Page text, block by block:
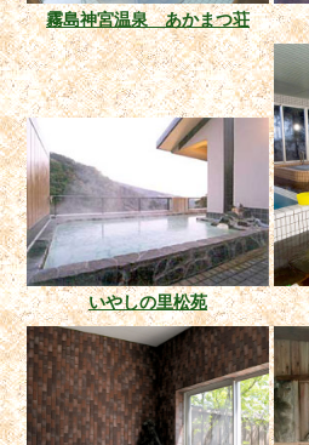
霧島神宮温泉 あかまつ荘
いやしの里松苑